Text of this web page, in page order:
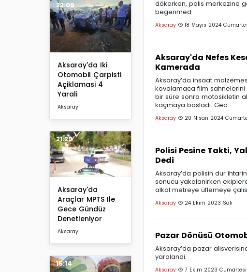
22:09
Aksaray'da Iki
Otomobil Çarpisti
Açiklamasi 4
Yarali
Aksaray
21:29
Aksaray'da
Araçlar MPTS Ile
Gece Gündüz
Denetleniyor
Aksaray
15:14
dökerken, polis merkezine
begenmed
Aksaray 18 Mayıs 2024
Aksaray'da Nefes
Kamerada
Aksaray’da insaat
kovalamaca film
bir süre sonra motosikletin
kaçmaya basladi. Gec
Aksaray 20 Nisan 2024
Polisi Pesine Takti,
Dedi
Aksaray’da polisin dur
sonucu yakalanirken
alkol metreye üflemeye
Aksaray 24 Ekim 2023 Salı
Pazar Dönüsü
Aksaray’da pazar
yaralandi.
Aksaray 7 Ekim 2023 Cumartesi